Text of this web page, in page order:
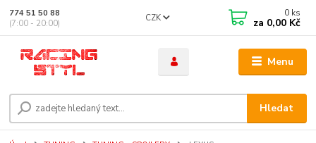
Menu
CZK
Hledat
774 51 50 88
(7:00 - 20:00)
0 ks
za 0,00 Kč